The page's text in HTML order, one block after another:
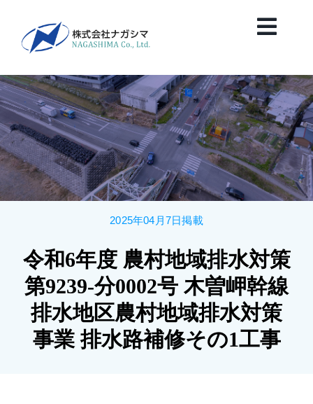
content
HOME
News
会社案内
保有船舶紹介
施工実績
2025年04月7日掲載
令和6年度 農村地域排水対策
第9239-分0002号 木曽岬幹線
排水地区農村地域排水対策
事業 排水路補修その1工事